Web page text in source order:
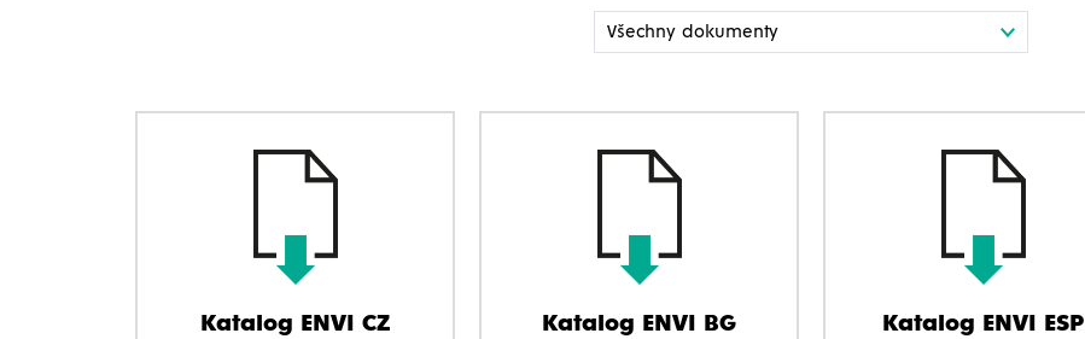
Katalog ENVI CZ Katalog ENVI BG Katalog ENVI ESP